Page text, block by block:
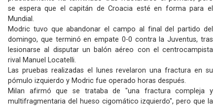
se espera que el capitán de Croacia esté en forma para el
Mundial.
Modric tuvo que abandonar el campo al final del partido del
domingo, que terminó en empate 0-0 contra la Juventus, tras
lesionarse al disputar un balón aéreo con el centrocampista
rival Manuel Locatelli.
Las pruebas realizadas el lunes revelaron una fractura en su
pómulo izquierdo y Modric fue operado horas después.
Milan afirmó que se trataba de "una fractura compleja y
multifragmentaria del hueso cigomático izquierdo", pero que la